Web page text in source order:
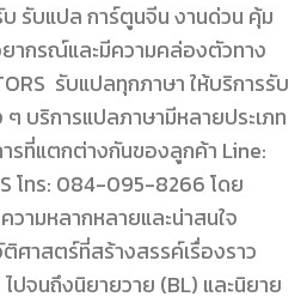
รับแปล การ์ตูนจีน งานด่วน คุ้ม
ากรณ์และมีความคล่องตัวทาง
รับแปลทุกภาษา ให้บริการรับ
บริการแปลภาษามีหลายประเภท
รที่แตกต่างกันของลูกค้า Line:
โทร: 084-095-8266 โดย
ามหลากหลายและน่าสนใจ
ศาสตร์ที่สร้างสรรค์เรื่องราว
ปจนถึงนิยายวาย (BL) และนิยาย